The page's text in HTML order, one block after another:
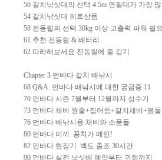
50 갈치낚싯대의 선택 4.5m 연질대가 가장
54 갈치낚싯대 히트상품
58 전동릴의 선택 30kg 이상 고출력 파워 필요
61 추천 전동릴 & 배터리
62 따라해보세요 전동릴에 줄 감기
Chapter 3 먼바다 갈치 배낚시
68 Q&A 먼바다 배낚시에 대한 궁금증 11
70 먼바다 시즌 7월부터 12월까지 성수기
73 먼바다 채비 원줄+집어등+갈치채비+봉돌
76 먼바다 배낚시용 채비와 소품들
80 먼바다 미끼 꽁치가 메인!
82 먼바다 현장기 백도 출조 30시간
90 먼바다 실전 낚싯배 예약부터 귀항까지